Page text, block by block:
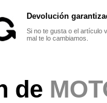
Devolución
Si no te gusta o el artículo
mal te lo cambiamos.
de